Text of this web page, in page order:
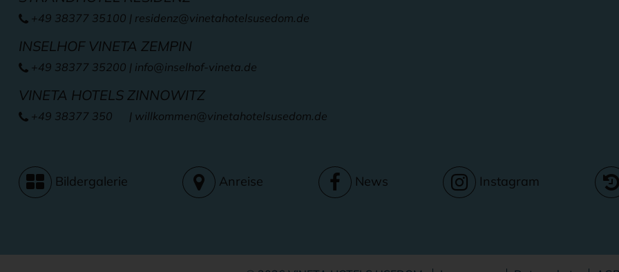
+49 38377 35100 | residenz@vinetahotelsusedom.de
INSELHOF VINETA ZEMPIN
+49 38377 35200 | info@inselhof-vineta.de
VINETA HOTELS ZINNOWITZ
+49 38377 350 | willkommen@vinetahotelsusedom.de
Bildergalerie Anreise News Instagram